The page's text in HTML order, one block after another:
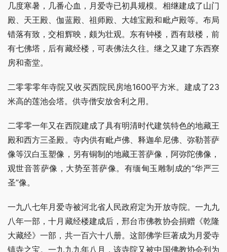
几度寒暑，几番心血，月爱寺已初具规模。相继建成了山门
殿、天王殿、伽蓝殿、祖师殿、大雄宝殿和毗卢殿等。布局
错落有致，交相辉映，颇为壮观。东有钟楼，西有鼓楼，前
有七佛塔，后有藏经楼，可表佛法久往。继之又建了东西寮
房和斋堂。
二零零零年寺院又收买西院民房地1600平方米。建成了23
米高的莲池会塔。供寺僧安放舍利之用。
二零零一年又在西院建成了具有明清时代建筑特色的地藏王
殿和西方三圣殿。寺内供有毗卢佛、释迦牟尼佛、弥勒菩萨
像等汉白玉塑像，另有铜制的地藏王菩萨像，阿弥陀佛像，
观世音菩萨像，大势至菩萨像。有缅甸玉雕制成的“华严三
圣”像。
一九八七年月爱寺被河北省人民政府定为开放寺院。一九九
八年一部，十月藏经楼建成后，邢台市佛教协会捐赠《乾隆
大藏经》一部，共一百六十八册。这部佛学巨著成为月爱寺
镇寺之宝。一九九九年八月，该寺院又被中国佛教协会列为